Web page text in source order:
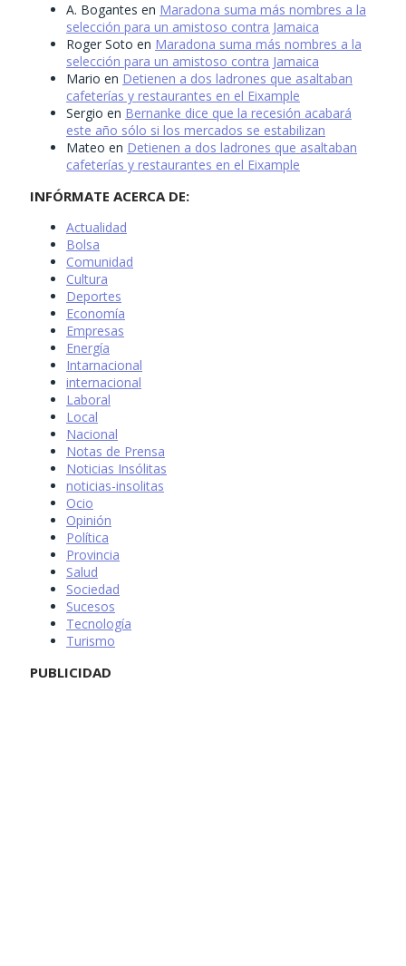
A. Bogantes en Maradona suma más nombres a la
selección para un amistoso contra Jamaica
Roger Soto en Maradona suma más nombres a la
selección para un amistoso contra Jamaica
Mario en Detienen a dos ladrones que asaltaban
cafeterías y restaurantes en el Eixample
Sergio en Bernanke dice que la recesión acabará
este año sólo si los mercados se estabilizan
Mateo en Detienen a dos ladrones que asaltaban
cafeterías y restaurantes en el Eixample
INFÓRMATE ACERCA DE:
Actualidad
Bolsa
Comunidad
Cultura
Deportes
Economía
Empresas
Energía
Intarnacional
internacional
Laboral
Local
Nacional
Notas de Prensa
Noticias Insólitas
noticias-insolitas
Ocio
Opinión
Política
Provincia
Salud
Sociedad
Sucesos
Tecnología
Turismo
PUBLICIDAD